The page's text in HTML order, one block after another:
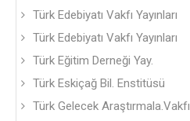
Türk Edebiyatı Vakfı Yayınları
Türk Edebiyatı Vakfı Yayınları
Türk Eğitim Derneği Yay.
Türk Eskiçağ Bil. Enstitüsü
Türk Gelecek Araştırmala.Vakfı